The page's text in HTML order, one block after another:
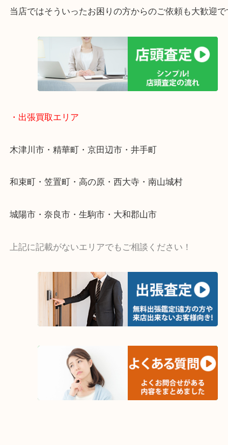
物を整理するケースは年々増加傾向です。
い…
当店ではそういったお困りの方からのご依頼も大歓
木津川市・精華町・京田辺市・井手町
城陽市・奈良市・生駒市・大和郡山市
上記に記載がないエリアでもご相談ください！